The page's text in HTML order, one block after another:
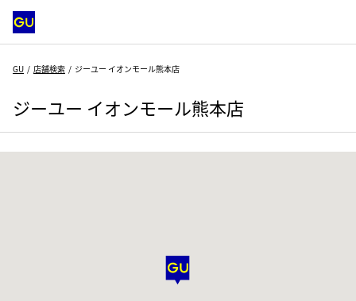
GU 店舗検索 ジーユー イオンモール熊本店
ジーユー イオンモール熊本店